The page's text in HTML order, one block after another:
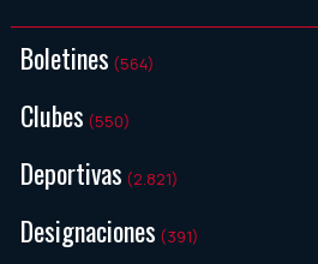
Boletines (564)
Clubes (550)
Deportivas (2.821)
Designaciones (391)